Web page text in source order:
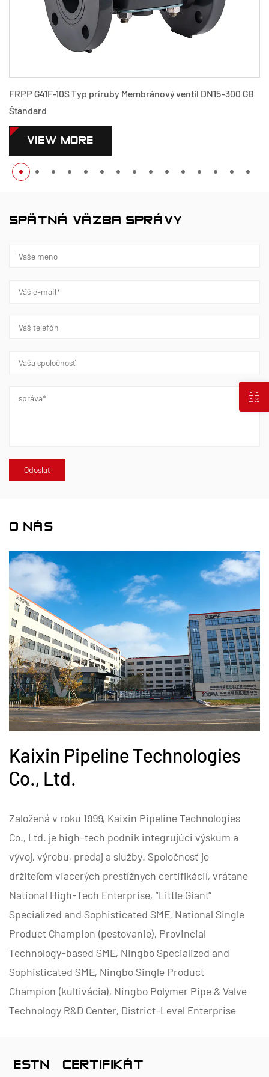
300 GB
PPH G41F-10S Typ príruby Membránový ventil
VIEW MORE
SPÄTNÁ VÄZBA SPRÁVY
O NÁS
Kaixin Pipeline Technologies
Co., Ltd.
Založená v roku 1999, Kaixin Pipeline Technologies
Co., Ltd. je high-tech podnik integrujúci výskum a
vývoj, výrobu, predaj a služby. Spoločnosť je
držiteľom viacerých prestížnych certifikácií, vrátane
National High-Tech Enterprise, “Little Giant”
Specialized and Sophisticated SME, National Single
Product Champion (pestovanie), Provincial
Technology-based SME, Ningbo Specialized and
Sophisticated SME, Ningbo Single Product
Champion (kultivácia), Ningbo Polymer Pipe & Valve
Technology R&D Center, District-Level Enterprise
2.
ČESTNÝ CERTIFIKÁT